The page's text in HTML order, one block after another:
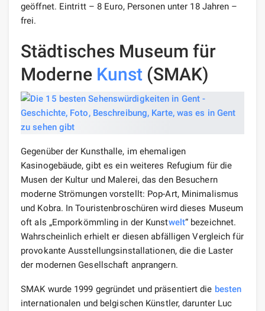
geöffnet. Eintritt – 8 Euro, Personen unter 18 Jahren –
frei.
Städtisches Museum für
Moderne Kunst (SMAK)
Gegenüber der Kunsthalle, im ehemaligen
Kasinogebäude, gibt es ein weiteres Refugium für die
Musen der Kultur und Malerei, das den Besuchern
moderne Strömungen vorstellt: Pop-Art, Minimalismus
und Kobra. In Touristenbroschüren wird dieses Museum
oft als „Emporkömmling in der Kunstwelt“ bezeichnet.
Wahrscheinlich erhielt er diesen abfälligen Vergleich für
provokante Ausstellungsinstallationen, die die Laster
der modernen Gesellschaft anprangern.
SMAK wurde 1999 gegründet und präsentiert die besten
internationalen und belgischen Künstler, darunter Luc